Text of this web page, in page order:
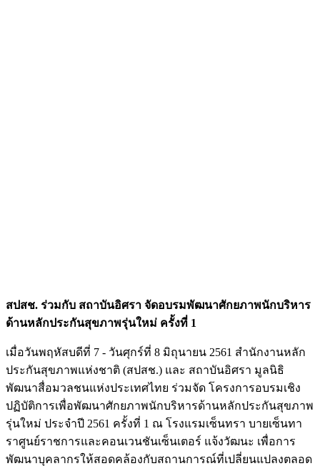
สปสช. ร่วมกับ สถาบันอิศรา จัดอบรมพัฒนาศักยภาพนักบริหาร
ด้านหลักประกันสุขภาพรุ่นใหม่ ครั้งที่ 1
เมื่อวันพฤหัสบดีที่ 7 - วันศุกร์ที่ 8 มิถุนายน 2561 สำนักงานหลัก
ประกันสุขภาพแห่งชาติ (สปสช.) และ สถาบันอิศรา มูลนิธิ
พัฒนาสื่อมวลชนแห่งประเทศไทย ร่วมจัด โครงการอบรมเชิง
ปฏิบัติการเพื่อพัฒนาศักยภาพนักบริหารด้านหลักประกันสุขภาพ
รุ่นใหม่ ประจำปี 2561 ครั้งที่ 1 ณ โรงแรมเซ็นทรา บายเซ็นทา
ราศูนย์ราชการและคอนเวนชันเซ็นเตอร์ แจ้งวัฒนะ เพื่อการ
พัฒนาบุคลากรให้สอดคล้องกับสถานการณ์ที่เปลี่ยนแปลงตลอด